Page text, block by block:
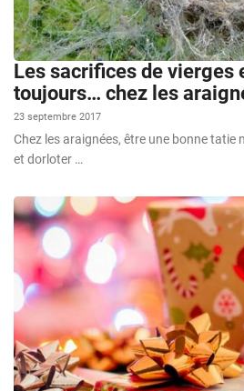
Les sacrifices de vierges
toujours… chez les
23 septembre 2017
Chez les araignées, être une bonne tatie
et dorloter …